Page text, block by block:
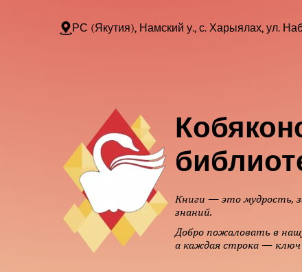
РС (Якутия), Намский у., с. Харыялах, ул.
Книги — это мудрость,
знаний.
Добро пожаловать в
а каждая строка — ключ